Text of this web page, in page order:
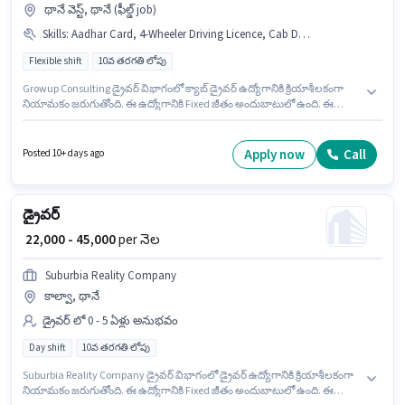
థానే వెస్ట్, థానే (ఫీల్డ్ job)
Skills: Aadhar Card, 4-Wheeler Driving Licence, Cab Driving, Bank Account, PAN Card
Flexible shift 10వ తరగతి లోపు
Growup Consulting డ్రైవర్ విభాగంలో క్యాబ్ డ్రైవర్ ఉద్యోగానికి క్రియాశీలకంగా
నియామకం జరుగుతోంది. ఈ ఉద్యోగానికి Fixed జీతం అందుబాటులో ఉంది. ఈ
చేయవచ్చు. ఈ ఉద్యోగానికి ముఖ్యమైన డాక్యుమెంట్లు PAN Card, Aadhar Card, 4-
Wheeler Driving Licence, Bank Account అవసరం.
Posted 10+ days ago Apply now Call
డ్రైవర్
₹ 22,000 - 45,000per నెల
Suburbia Reality Company
కాల్వా, థానే
డ్రైవర్ లో 0 - 5 ఏళ్లు అనుభవం
Day shift 10వ తరగతి లోపు
Suburbia Reality Company డ్రైవర్ విభాగంలో డ్రైవర్ ఉద్యోగానికి క్రియాశీలకంగా
నియామకం జరుగుతోంది. ఈ ఉద్యోగానికి Fixed జీతం అందుబాటులో ఉంది. ఈ